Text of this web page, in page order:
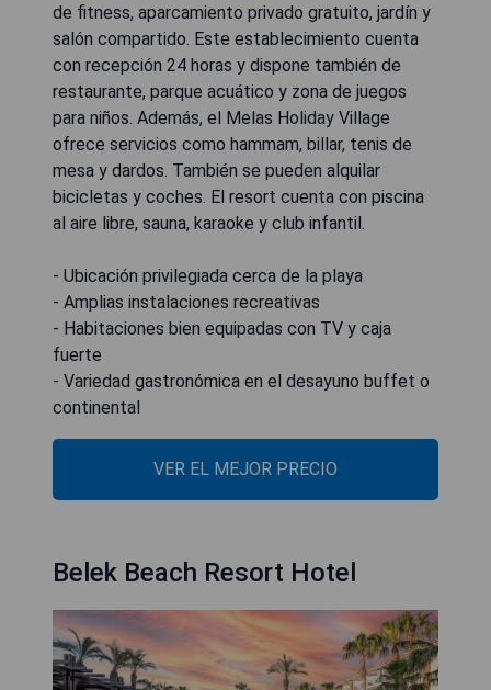
de fitness, aparcamiento privado gratuito, jardín y
salón compartido. Este establecimiento cuenta
con recepción 24 horas y dispone también de
restaurante, parque acuático y zona de juegos
para niños. Además, el Melas Holiday Village
ofrece servicios como hammam, billar, tenis de
mesa y dardos. También se pueden alquilar
bicicletas y coches. El resort cuenta con piscina
al aire libre, sauna, karaoke y club infantil.
- Ubicación privilegiada cerca de la playa
- Amplias instalaciones recreativas
- Habitaciones bien equipadas con TV y caja
fuerte
- Variedad gastronómica en el desayuno buffet o
continental
VER EL MEJOR PRECIO
Belek Beach Resort Hotel